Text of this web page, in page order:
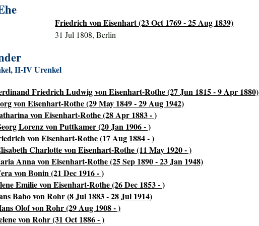
Friedrich von Eisenhart (23 Oct 1769 - 25 Aug 1839)
31 Jul 1808, Berlin
II-IV Urenkel
Friedrich Ludwig von Eisenhart-Rothe (27 Jun 1815 - 9 Apr 1880)
von Eisenhart-Rothe (29 May 1849 - 29 Aug 1942)
von Eisenhart-Rothe (28 Apr 1883 - )
Lorenz von Puttkamer (20 Jan 1906 - )
von Eisenhart-Rothe (17 Aug 1884 - )
Charlotte von Eisenhart-Rothe (11 May 1920 - )
Anna von Eisenhart-Rothe (25 Sep 1890 - 23 Jan 1948)
von Bonin (21 Dec 1916 - )
Emilie von Eisenhart-Rothe (26 Dec 1853 - )
Babo von Rohr (8 Jul 1883 - 28 Jul 1914)
Olof von Rohr (29 Aug 1908 - )
von Rohr (31 Oct 1886 - )